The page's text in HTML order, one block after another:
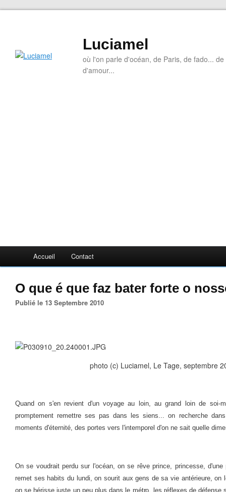
Luciamel
où l'on parle d'océan, de Paris, de fado...
d'amour...
Accueil Contact
O que é que faz bater forte o
Publié le 13 Septembre 2010
photo (c) Luciamel, Le Tage, septembre
Quand on s'en revient d'un voyage au loin, au grand loin de soi-
promptement remettre ses pas dans les siens... on recherche
moments d'éternité, des portes vers l'intemporel d'on ne sait quelle
On se voudrait perdu sur l'océan, on se rêve prince, princesse,
remet ses habits du lundi, on sourit aux gens de sa vie antérieure, on
on se hérisse juste un peu plus dans le métro, les réflexes de défense